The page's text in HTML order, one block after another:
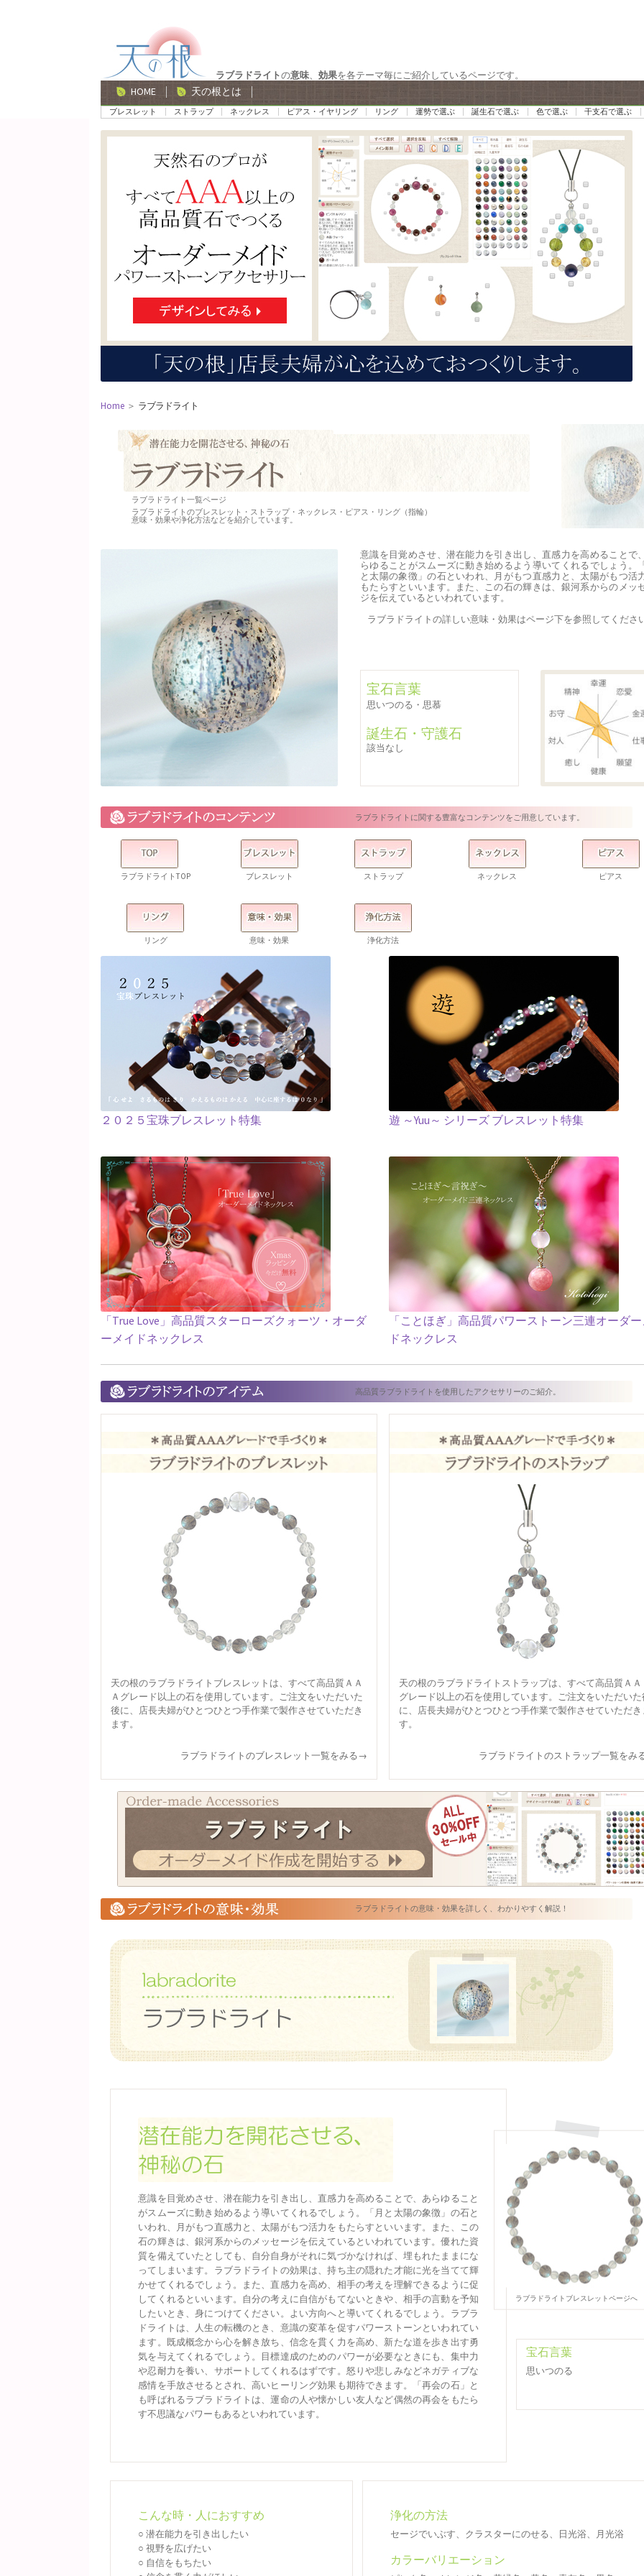
ー
シ
ョ
ン
ン
ツ
へ
ス
ラブラドライトの意味 、効果を各テーマ毎にご紹介しているページです。
HOME 天の根とは
ブレスレット ストラップ ネックレス ピアス・イヤリング リング 運勢で選ぶ 誕生石で選ぶ 色で選ぶ 干支石で選ぶ
Home ＞ ラブラドライト
ラブラドライト一覧ページ
ラブラドライトのブレスレット・ストラップ・ネックレス・ピアス・リング（指輪）
意味・効果や浄化方法などを紹介しています。
意識を目覚めさせ、潜在能力を引き出し、直感力を高めることで
らゆることがスムーズに動き始めるよう導いてくれるでしょう。
と太陽の象徴」の石といわれ、月がもつ直感力と、太陽がもつ活
もたらすといいます。また、この石の輝きは、銀河系からのメッ
ジを伝えているといわれています。
ラブラドライトの詳しい意味・効果はページ下を参照してくださ
宝石言葉
思いつのる・思慕
誕生石・守護石
該当なし
ラブラドライトに関する豊富なコンテンツをご用意しています。
ラブラドライトTOP ブレスレット ストラップ ネックレス ピアス
リング 意味・効果 浄化方法
２０２５宝珠ブレスレット特集 遊 ～Yuu～ シリーズ ブレスレット特集
「True Love」高品質スターローズクォーツ・オーダ
ーメイドネックレス
「ことほぎ」高品質パワーストーン三連オーダ
ドネックレス
高品質ラブラドライトを使用したアクセサリーのご紹介。
天の根のラブラドライトブレスレットは、すべて高品質ＡＡ
Ａグレード以上の石を使用しています。ご注文をいただいた
後に、店長夫婦がひとつひとつ手作業で製作させていただき
ます。
ラブラドライトのブレスレット一覧をみる→
天の根のラブラドライトストラップは、すべて高品質ＡＡ
グレード以上の石を使用しています。ご注文をいただいた
に、店長夫婦がひとつひとつ手作業で製作させていただき
す。
ラブラドライトのストラップ一覧をみ
ラブラドライトの意味・効果を詳しく、わかりやすく解説！
意識を目覚めさせ、潜在能力を引き出し、直感力を高めることで、あらゆること
がスムーズに動き始めるよう導いてくれるでしょう。「月と太陽の象徴」の石と
いわれ、月がもつ直感力と、太陽がもつ活力をもたらすといいます。また、この
石の輝きは、銀河系からのメッセージを伝えているといわれています。優れた資
質を備えていたとしても、自分自身がそれに気づかなければ、埋もれたままにな
ってしまいます。ラブラドライトの効果は、持ち主の隠れた才能に光を当てて輝
かせてくれるでしょう。また、直感力を高め、相手の考えを理解できるように促
してくれるといいます。自分の考えに自信がもてないときや、相手の言動を予知
したいとき、身につけてください。よい方向へと導いてくれるでしょう。ラブラ
ドライトは、人生の転機のとき、意識の変革を促すパワーストーンといわれてい
ます。既成概念から心を解き放ち、信念を貫く力を高め、新たな道を歩き出す勇
気を与えてくれるでしょう。目標達成のためのパワーが必要なときにも、集中力
や忍耐力を養い、サポートしてくれるはずです。怒りや悲しみなどネガティブな
感情を手放させるとされ、高いヒーリング効果も期待できます。「再会の石」と
も呼ばれるラブラドライトは、運命の人や懐かしい友人など偶然の再会をもたら
す不思議なパワーもあるといわれています。
ラブラドライトブレスレットページへ
宝石言葉
思いつのる
こんな時・人におすすめ
○ 潜在能力を引き出したい
○ 視野を広げたい
○ 自信をもちたい
浄化の方法
セージでいぶす、クラスターにのせる、日光浴、月光浴
カラーバリエーション